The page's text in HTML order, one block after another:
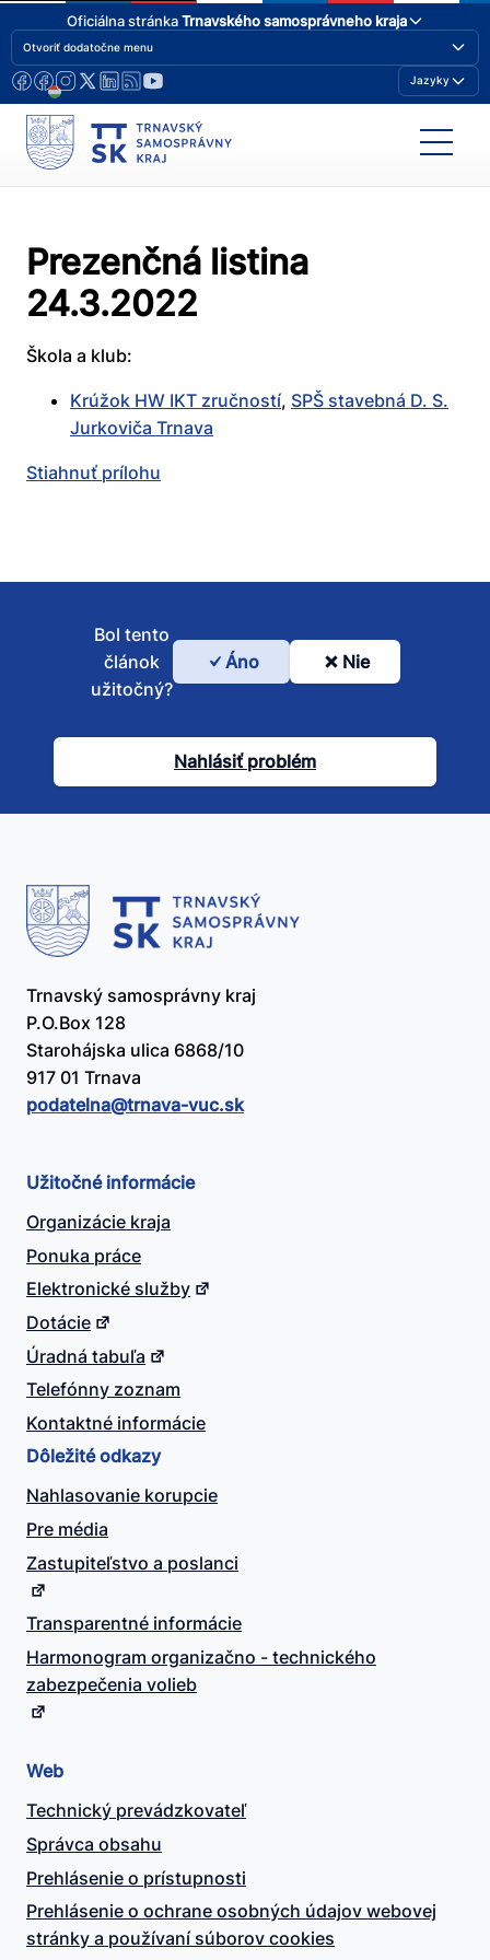
Oficiálna stránkaTrnavského samosprávneho kraja
Otvoriť dodatočne menu
Jazyky
Prezenčná listina
24.3.2022
Škola a klub:
Krúžok HW IKT zručností, SPŠ stavebná D. S.
Jurkoviča Trnava
Stiahnuť prílohu
Bol
článok
užitočný?
Bol tento
článok
užitočný?
Áno Nie
Nahlásiť problém
Trnavský samosprávny kraj
P.O.Box 128
Starohájska ulica 6868/10
917 01 Trnava
podatelna@​trnava-vuc.sk
Užitočné informácie
Organizácie kraja
Ponuka práce
Elektronické služby
Dotácie
Úradná tabuľa
Telefónny zoznam
Kontaktné informácie
Dôležité odkazy
Nahlasovanie korupcie
Pre média
Zastupiteľstvo a poslanci
Transparentné informácie
Harmonogram organizačno - technického
zabezpečenia volieb
Web
Technický prevádzkovateľ
Správca obsahu
Prehlásenie o prístupnosti
Prehlásenie o ochrane osobných údajov webovej
stránky a používaní súborov cookies